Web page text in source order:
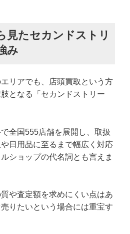
見たセカンドストリ
み
リアでも、店頭買取という方
となる「セカンドストリー
全国555店舗を展開し、取扱
日用品に至るまで幅広く対応
ショップの代名詞とも言えま
や査定額を求めにくい点はあ
りたいという場合には重宝す